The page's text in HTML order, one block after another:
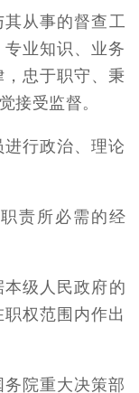
从事的督查工
业知识、业务
忠于职守、秉
接受监督。
行政治、理论
责所必需的经
级人民政府的
权范围内作出
院重大决策部